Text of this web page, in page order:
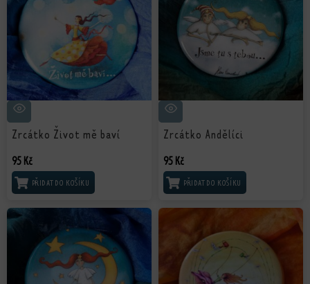
Zrcátko Život mě baví
95 Kč
PŘIDAT DO KOŠÍKU
Zrcátko Andělíci
95 Kč
PŘIDAT DO KOŠÍKU